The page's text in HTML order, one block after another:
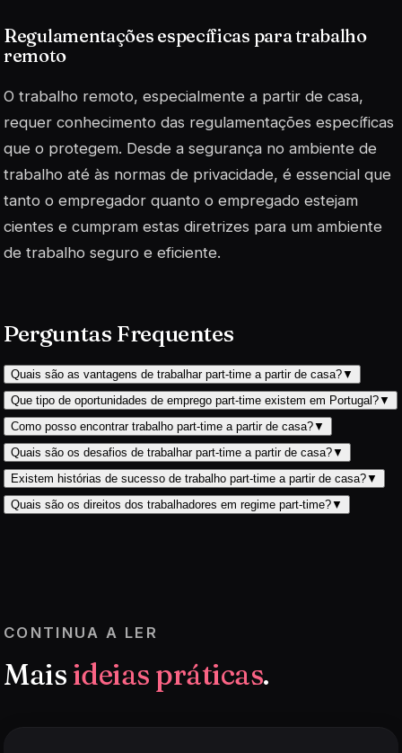
Regulamentações específicas para trabalho
remoto
O trabalho remoto, especialmente a partir de casa,
requer conhecimento das regulamentações específicas
que o protegem. Desde a segurança no ambiente de
trabalho até às normas de privacidade, é essencial que
tanto o empregador quanto o empregado estejam
cientes e cumpram estas diretrizes para um ambiente
de trabalho seguro e eficiente.
Perguntas Frequentes
Quais são as vantagens de trabalhar part-time a partir de casa?▼
Que tipo de oportunidades de emprego part-time existem em Portugal?▼
Como posso encontrar trabalho part-time a partir de casa?▼
Quais são os desafios de trabalhar part-time a partir de casa?▼
Existem histórias de sucesso de trabalho part-time a partir de casa?▼
Quais são os direitos dos trabalhadores em regime part-time?▼
CONTINUA A LER
Mais ideias práticas.